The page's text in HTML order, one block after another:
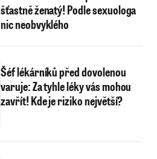
šťastně ženatý! Podle sexuologa
nic neobvyklého
Šéf lékárníků před dovolenou
varuje: Za tyhle léky vás mohou
zavřít! Kde je riziko největší?